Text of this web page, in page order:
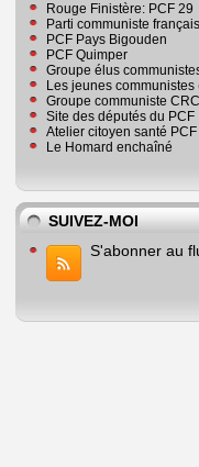
Rouge Finistère: PCF 29
Parti communiste français
PCF Pays Bigouden
PCF Quimper
Groupe élus
Les jeunes communistes
Groupe communiste
Site des députés du PCF
Atelier citoyen santé
Le Homard enchaîné
SUIVEZ-MOI
S'abonner au